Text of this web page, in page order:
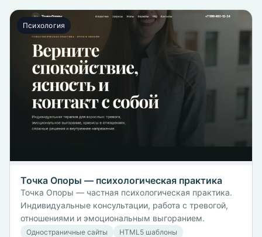
Психология
Точка Опоры — психологическая практика
Точка Опоры — частная психологическая практика.
Индивидуальные консультации, работа с тревогой,
отношениями и эмоциональным выгоранием.
Одностраничные сайты HTML5 шаблоны